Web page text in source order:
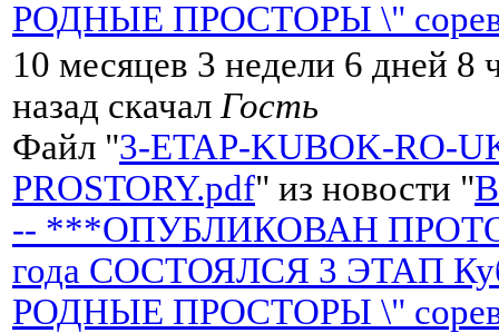
РОДНЫЕ ПРОСТОРЫ \"
10 месяцев 3 недели 6 дней 8
назад скачал Гость
Файл "3-ETAP-KUBOK-RO-
PROSTORY.pdf" из новости "
-- ***ОПУБЛИКОВАН
года СОСТОЯЛСЯ 3 ЭТАП
РОДНЫЕ ПРОСТОРЫ \"